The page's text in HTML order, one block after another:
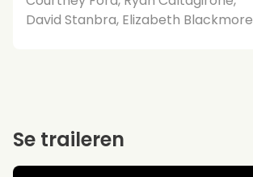
David Stanbra, Elizabeth Blackmore
Se traileren